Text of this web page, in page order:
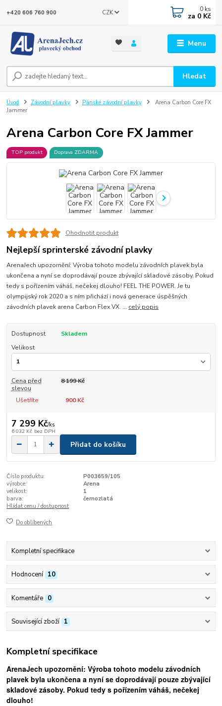
Menu
CZK
Hledat
+420 606 760 900 0 ks
za 0 Kč
Úvod Závodní plavky Pánské závodní plavky
Arena Carbon Core FX
Jammer
Arena Carbon Core FX Jammer
TOP produkt Doprava ZDARMA
Ohodnotit produkt
Nejlepší sprinterské závodní plavky
ArenaJech upozornění: Výroba tohoto modelu závodních plavek byla
ukončena a nyní se doprodávají pouze zbývající skladové zásoby. Pokud
tedy s pořízením váháš, nečekej dlouho! FEEL THE POWER. Je tu
olympijský rok 2020 a s ním přichází i nová generace úspěšných
závodních plavek arena Carbon Flex VX. ... celý popis
Dostupnost
Skladem
Velikost
Cena před
slevou
8 199 Kč
Ušetříte 900 Kč
7 299 Kč/ks
6 032 Kč bez DPH
Přidat do košíku
Číslo produktu:
P003659/105
výrobce:
Arena
velikost:
1
barva:
černozlatá
Hlídat cenu / dostupnost
Do oblíbených
Kompletní specifikace
Hodnocení 10
Komentáře 0
Související zboží 1
Kompletní specifikace
ArenaJech upozornění:Výroba tohoto modelu závodních
plavek byla ukončena a nyní se doprodávají pouze zbývající
skladové zásoby. Pokud tedy s pořízením váháš, nečekej
dlouho!